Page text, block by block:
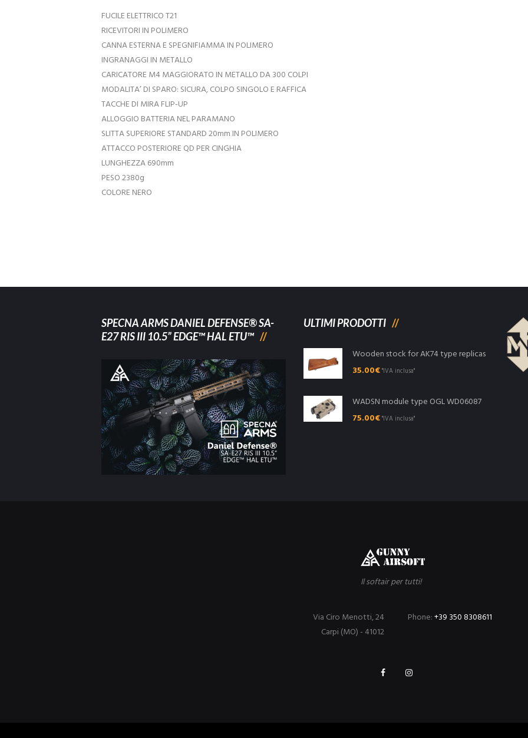
FUCILE ELETTRICO T21
RICEVITORI IN POLIMERO
CANNA ESTERNA E SPEGNIFIAMMA IN POLIMERO
INGRANAGGI IN METALLO
CARICATORE M4 MAGGIORATO IN METALLO DA 300 COLPI
MODALITA’ DI SPARO: SICURA, COLPO SINGOLO E RAFFICA
TACCHE DI MIRA FLIP-UP
ALLOGGIO BATTERIA NEL PARAMANO
SLITTA SUPERIORE STANDARD 20mm IN POLIMERO
ATTACCO POSTERIORE QD PER CINGHIA
LUNGHEZZA 690mm
PESO 2380g
COLORE NERO
SPECNA ARMS DANIEL DEFENSE® SA-
E27 RIS III 10.5” EDGE™ HAL ETU™
ULTIMI PRODOTTI
Wooden stock for AK74 type replicas
35.00€"IVA inclusa"
WADSN module type OGL WD06087
75.00€"IVA inclusa"
Il softair per tutti!
Phone:+39 350 8308611
Via Ciro Menotti, 24
Carpi (MO) - 41012